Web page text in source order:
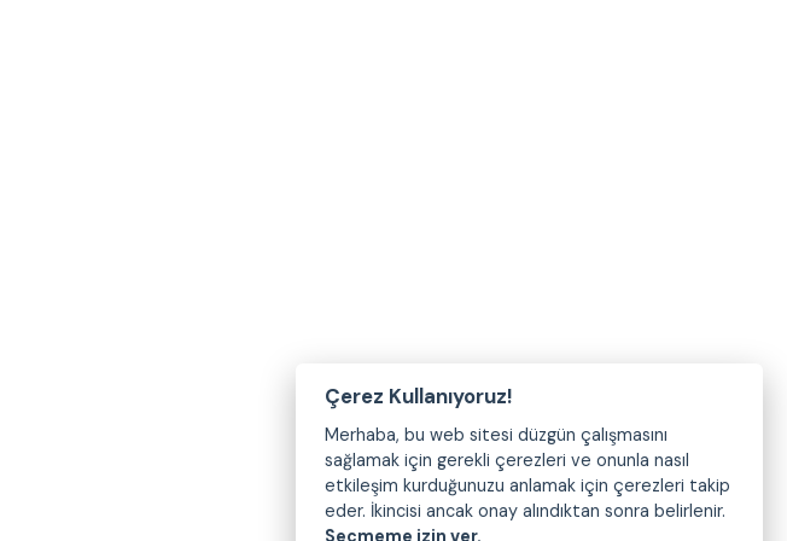
Çerez Kullanıyoruz!
Merhaba, bu web sitesi düzgün çalışmasını
sağlamak için gerekli çerezleri ve onunla nasıl
etkileşim kurduğunuzu anlamak için çerezleri takip
eder. İkincisi ancak onay alındıktan sonra belirlenir.
Seçmeme izin ver.